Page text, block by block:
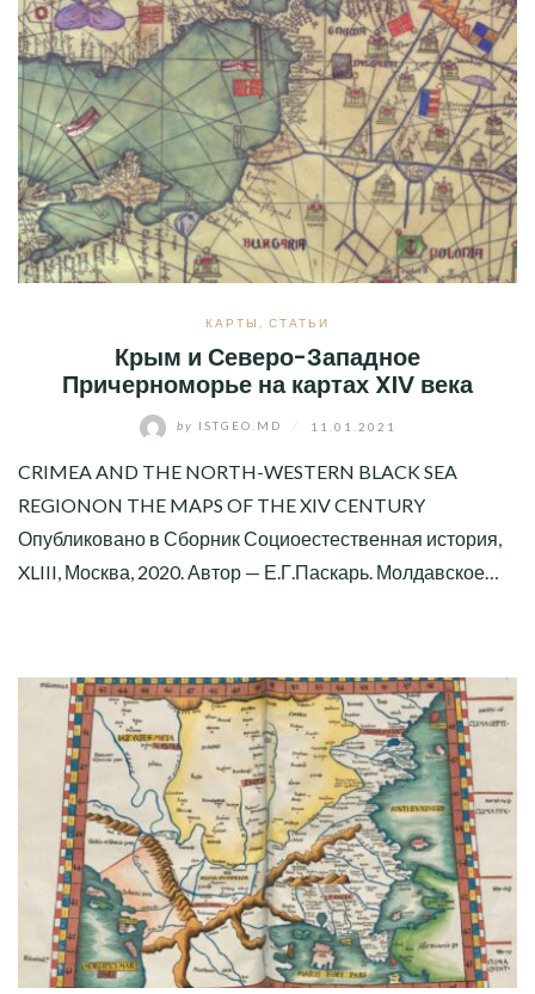
КАРТЫ СТАТЬИ
Крым и Северо-Западное
Причерноморье на картах XIV века
by ISTGEO.MD 11.01.2021
CRIMEA AND THE NORTH-WESTERN BLACK SEA
REGIONON THE MAPS OF THE XIV CENTURY
Опубликовано в Сборник Социоестественная история,
XLIII, Москва, 2020. Автор — Е.Г.Паскарь. Молдавское…